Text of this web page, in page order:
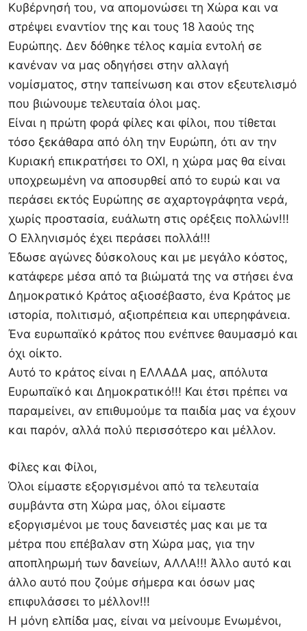
Κυβέρνησή του, να απομονώσει τη Χώρα και να
στρέψει εναντίον της και τους 18 λαούς της
Ευρώπης. Δεν δόθηκε τέλος καμία εντολή σε
κανέναν να μας οδηγήσει στην αλλαγή
νομίσματος, στην ταπείνωση και στον εξευτελισμό
που βιώνουμε τελευταία όλοι μας.
Είναι η πρώτη φορά φίλες και φίλοι, που τίθεται
τόσο ξεκάθαρα από όλη την Ευρώπη, ότι αν την
Κυριακή επικρατήσει το ΟΧΙ, η χώρα μας θα είναι
υποχρεωμένη να αποσυρθεί από το ευρώ και να
περάσει εκτός Ευρώπης σε αχαρτογράφητα νερά,
χωρίς προστασία, ευάλωτη στις ορέξεις πολλών!!!
Ο Ελληνισμός έχει περάσει πολλά!!!
Έδωσε αγώνες δύσκολους και με μεγάλο κόστος,
κατάφερε μέσα από τα βιώματά της να στήσει ένα
Δημοκρατικό Κράτος αξιοσέβαστο, ένα Κράτος με
ιστορία, πολιτισμό, αξιοπρέπεια και υπερηφάνεια.
Ένα ευρωπαϊκό κράτος που ενέπνεε θαυμασμό και
όχι οίκτο.
Αυτό το κράτος είναι η ΕΛΛΑΔΑ μας, απόλυτα
Ευρωπαϊκό και Δημοκρατικό!!! Και έτσι πρέπει να
παραμείνει, αν επιθυμούμε τα παιδία μας να έχουν
και παρόν, αλλά πολύ περισσότερο και μέλλον.
Φίλες και Φίλοι,
Όλοι είμαστε εξοργισμένοι από τα τελευταία
συμβάντα στη Χώρα μας, όλοι είμαστε
εξοργισμένοι με τους δανειστές μας και με τα
μέτρα που επέβαλαν στη Χώρα μας, για την
αποπληρωμή των δανείων, ΑΛΛΑ!!! Άλλο αυτό και
άλλο αυτό που ζούμε σήμερα και όσων μας
επιφυλάσσει το μέλλον!!!
Η μόνη ελπίδα μας, είναι να μείνουμε Ενωμένοι,